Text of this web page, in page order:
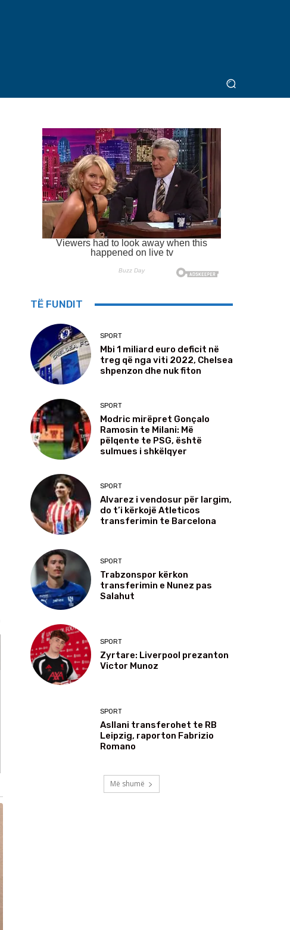
TË FUNDIT
SPORT
Mbi 1 miliard euro deficit në
treg që nga viti 2022, Chelsea
shpenzon dhe nuk fiton
SPORT
Modric mirëpret Gonçalo
Ramosin te Milani: Më
pëlqente te PSG, është
sulmues i shkëlqyer
SPORT
Alvarez i vendosur për largim,
do t’i kërkojë Atleticos
transferimin te Barcelona
SPORT
Trabzonspor kërkon
transferimin e Nunez pas
Salahut
SPORT
Zyrtare: Liverpool prezanton
Victor Munoz
SPORT
Asllani transferohet te RB
Leipzig, raporton Fabrizio
Romano
Më shumë